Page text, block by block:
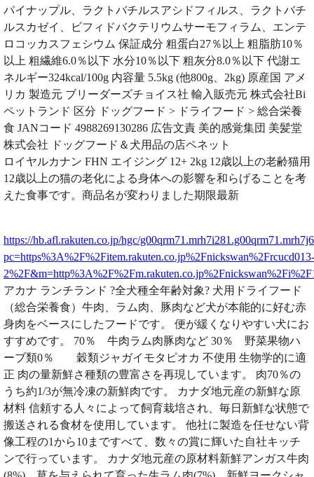
パイナップル、ラクトバチルスアシドフィルス、ラクトバチ
ルスカゼイ、ビフィドバクテリウムサーモフィラム、エンテ
ロコッカスフェシウム 保証成分 粗蛋白27％以上 粗脂肪10％
以上 粗繊維6.0％以下 水分10％以下 粗灰分8.0％以下 代謝エ
ネルギー324kcal/100g 内容量 5.5kg (他800g、2kg) 原産国 アメ
リカ 製造元 ブリーダーズチョイス社 輸入販売元 株式会社Bi
ペットランド 区分 ドッグフード > ドライフード > 総合栄養
食 JANコード 4988269130286 広告文責 美的感覚集団 美髪堂
株式会社 ドッグフード＆犬用品の店ペネット
ロイヤルカナン FHN エイジング 12+ 2kg 12歳以上の老齢猫用
12歳以上の猫の老化による身体への影響を和らげることを考
えた食事です。商品名が変わりました期限最新
https://hb.afl.rakuten.co.jp/hgc/
pc=https%3A%2F%2Fitem.rakuten.co.jp%2Fnickswan%2Frcucd013-
アカナ ランチランド ?全犬種全年齢対象? 犬用ドライフード
（総合栄養食）牛肉、ラム肉、豚肉など犬が本能的に好む赤
身肉をベースにしたフードです。 便が緩くなりやすい犬にお
すすめです。 70％ 牛肉ラム肉豚肉など 30％ 野菜果物ハ
ーブ類0％ 穀類ジャガイモタピオカ 不使用 生物学的に適
正 肉の量新鮮さ種類の豊富さを再現しています。 肉70％の
うち約1/3が無冷凍の新鮮肉です。 カナダ地元産の新鮮な原
材料 信頼する人々によって飼育栽培され、毎日新鮮な状態で
搬送される食材を使用しています。 他社に製造を任せない背
像工程の1から10まですべて、数々の賞に輝いた自社キッチ
ンで行っています。 カナダ地元産の原材料新鮮アンガス牛肉